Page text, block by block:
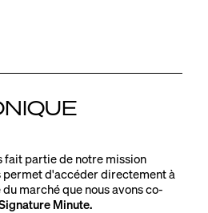
fait partie de notre mission
d'accéder directement à
marché que nous avons co-
Minute.